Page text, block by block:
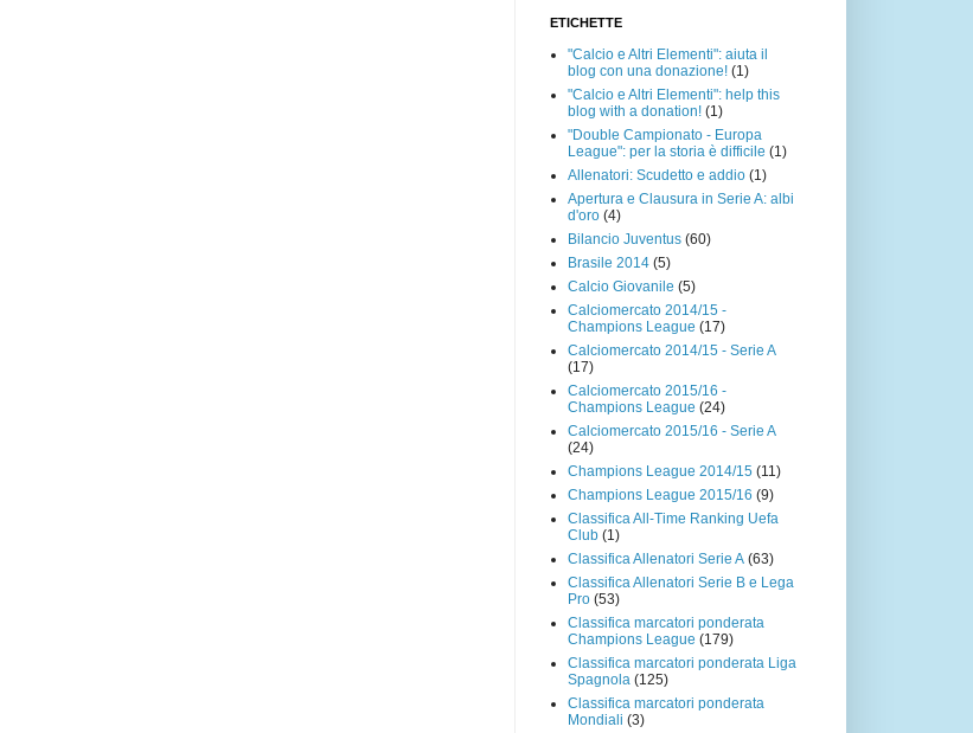
ETICHETTE
"Calcio e Altri Elementi": aiuta il
blog con una donazione! (1)
"Calcio e Altri Elementi": help this
blog with a donation! (1)
"Double Campionato - Europa
League": per la storia è difficile (1)
Allenatori: Scudetto e addio (1)
Apertura e Clausura in Serie A: albi
d'oro (4)
Bilancio Juventus (60)
Brasile 2014 (5)
Calcio Giovanile (5)
Calciomercato 2014/15 -
Champions League (17)
Calciomercato 2014/15 - Serie A
(17)
Calciomercato 2015/16 -
Champions League (24)
Calciomercato 2015/16 - Serie A
(24)
Champions League 2014/15 (11)
Champions League 2015/16 (9)
Classifica All-Time Ranking Uefa
Club (1)
Classifica Allenatori Serie A (63)
Classifica Allenatori Serie B e Lega
Pro (53)
Classifica marcatori ponderata
Champions League (179)
Classifica marcatori ponderata Liga
Spagnola (125)
Classifica marcatori ponderata
Mondiali (3)